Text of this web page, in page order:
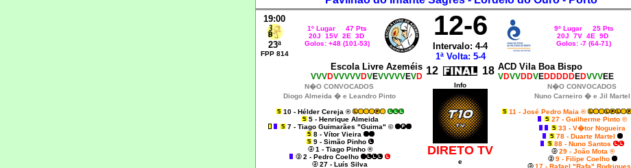
19:00
23ª
FPP 814
1º Lugar 47 Pts
20J 15V 2E 3D
Golos: +48 (101-53)
12-6
Intervalo: 4-4
1ª Volta: 5-4
9º Lugar 25 Pts
20J 7V 4E 9D
Golos: -7 (64-71)
Escola Livre Azeméis
VVVDVVVVVDVEVVVVVEVD 12 18 ACD Vila Boa Bispo
VDVVDDVEDDDDDEDVVVEE
N�O CONVOCADOS
Diogo Almeida � e Leandro Pinto
10 - Hélder Cereja ®
5 - Henrique Almeida
7 - Tiago Guimarães "Guima" ©
8 - Vítor Vieira
9 - Simão Pinho
1 - Tiago Pinho ®
2 - Pedro Coelho
27 - Luís Silva
Info
DIRETO TV
e
N�O CONVOCADOS
Nuno Carneiro � e Jil Martel
11 - José Pedro Maia ®
27 - Guilherme Pinto ©
33 - V�tor Nogueira
78 - Duarte Martel
88 - Nuno Santos
29 - João Mota ®
9 - Filipe Coelho
17 - Rafael "Rafa" Rodrigues